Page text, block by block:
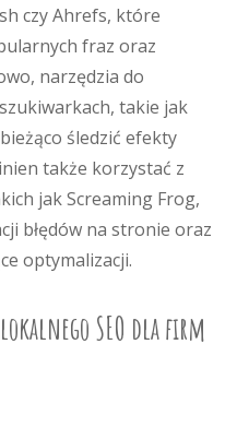
czy Ahrefs, które
fraz oraz
narzędzia do
takie jak
śledzić efekty
także korzystać z
jak Screaming Frog,
błędów na stronie oraz
optymalizacji.
SEO dla firm